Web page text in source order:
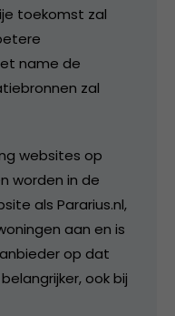
toekomst zal
name de
zal
websites op
worden in de
als Pararius.nl,
aan en is
op dat
ook bij